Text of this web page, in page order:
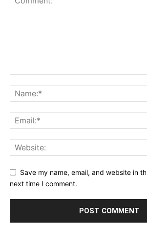
Save my name, email, and website in
next time I comment.